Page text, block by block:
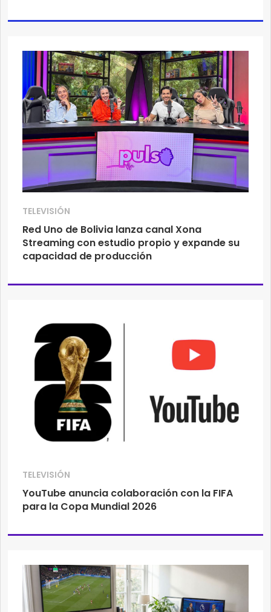
TELEVISIÓN
Red Uno de Bolivia lanza canal Xona
Streaming con estudio propio y expande su
capacidad de producción
TELEVISIÓN
YouTube anuncia colaboración con la FIFA
para la Copa Mundial 2026